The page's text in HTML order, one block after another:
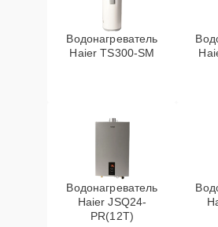
Водонагреватель
Haier TS300-SM
Водонагреватель
Haier JSQ24-
PR(12T)